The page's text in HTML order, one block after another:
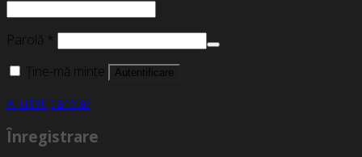
Parolă *
Ține-mă minte
Autentificare
Ai uitat parola?
Înregistrare